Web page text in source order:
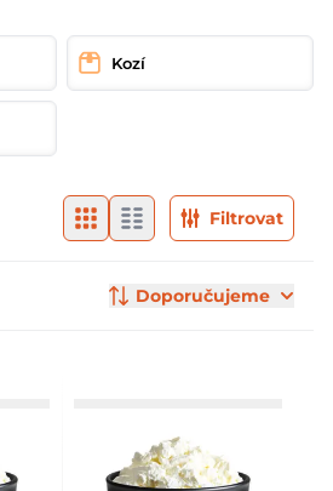
Kozí
Filtrovat
Doporučujeme